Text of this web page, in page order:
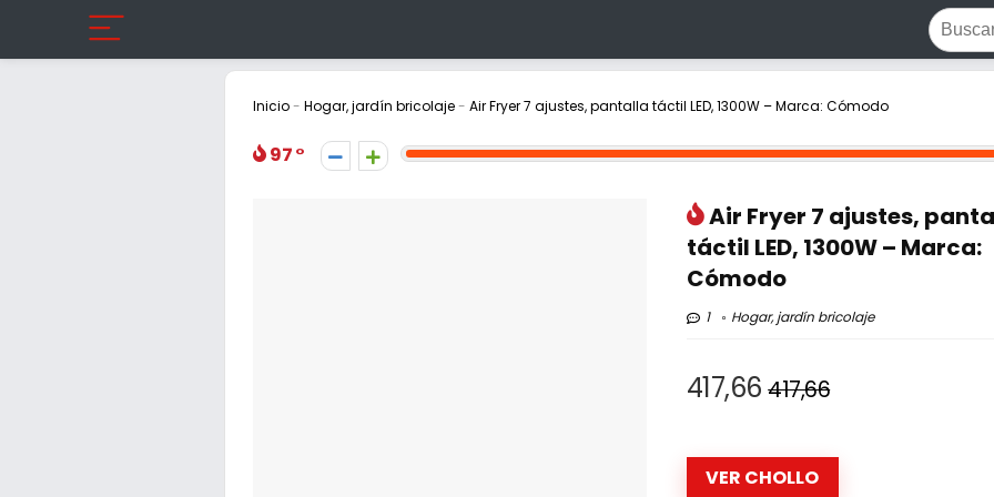
Inicio- Hogar, jardín bricolaje- Air Fryer 7 ajustes, pantalla táctil LED, 1300W – Marca: Cómodo
97
Air Fryer 7 ajustes,
táctil LED, 1300W – Marca:
Cómodo
1 Hogar, jardín bricolaje
417,66 417,66
VER CHOLLO